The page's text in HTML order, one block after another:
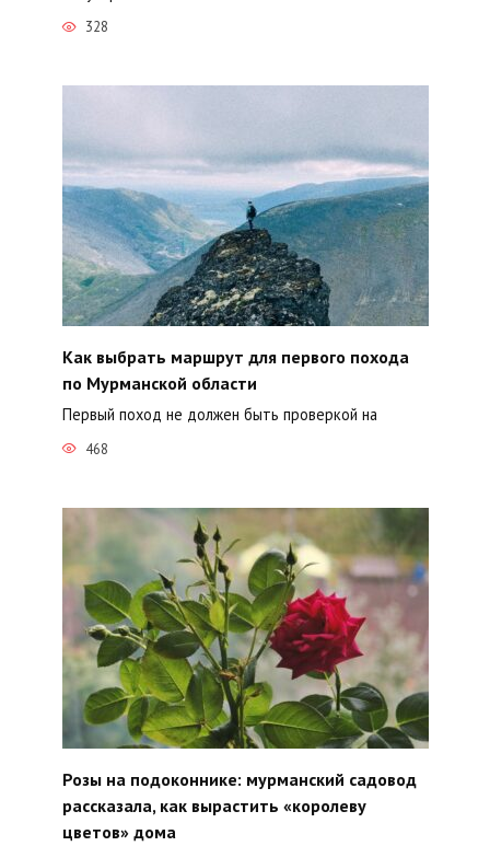
328
Как выбрать маршрут для первого похода
по Мурманской области
Первый поход не должен быть проверкой на
468
Розы на подоконнике: мурманский садовод
рассказала, как вырастить «королеву
цветов» дома